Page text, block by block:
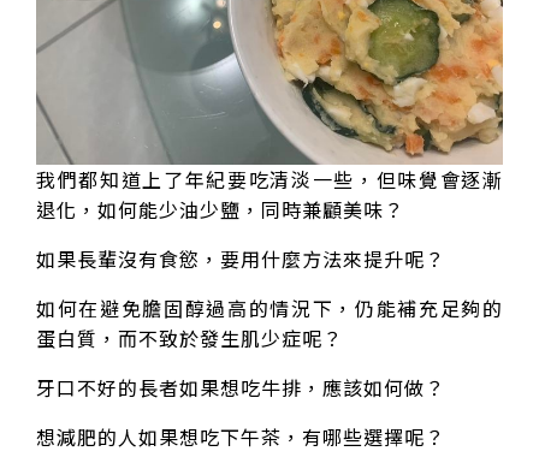
我們都知道上了年紀要吃清淡一些，但味覺會逐漸
退化，如何能少油少鹽，同時兼顧美味？
如果長輩沒有食慾，要用什麼方法來提升呢？
如何在避免膽固醇過高的情況下，仍能補充足夠的
蛋白質，而不致於發生肌少症呢？
牙口不好的長者如果想吃牛排，應該如何做？
想減肥的人如果想吃下午茶，有哪些選擇呢？